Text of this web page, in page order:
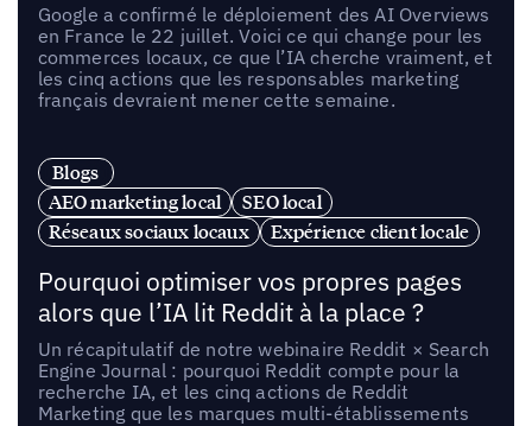
Google a confirmé le déploiement des AI Overviews
en France le 22 juillet. Voici ce qui change pour les
commerces locaux, ce que l’IA cherche vraiment, et
les cinq actions que les responsables marketing
français devraient mener cette semaine.
Blogs
AEO marketing local
SEO local
Réseaux sociaux locaux
Expérience client locale
Pourquoi optimiser vos propres pages
alors que l’IA lit Reddit à la place ?
Un récapitulatif de notre webinaire Reddit × Search
Engine Journal : pourquoi Reddit compte pour la
recherche IA, et les cinq actions de Reddit
Marketing que les marques multi-établissements